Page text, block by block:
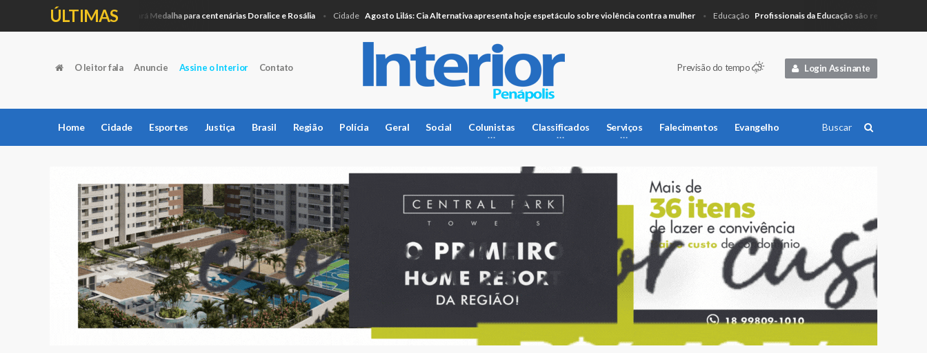
ÚLTIMAS
Câmara entregará Medalha para centenárias Doralice e Rosália Cidade Agosto Lilás: Cia Alternativa apresenta hoje espetáculo sobre violência contra a mulher Educação Profissionais da Educação são recepcionados com
Login Assinante
Previsão do tempo
O leitor fala Anuncie Assine o Interior Contato
Home Cidade Esportes Justiça Brasil Região Polícia Geral Social Colunistas Classificados Serviços Falecimentos Evangelho